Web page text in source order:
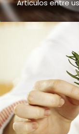
Articulos entre